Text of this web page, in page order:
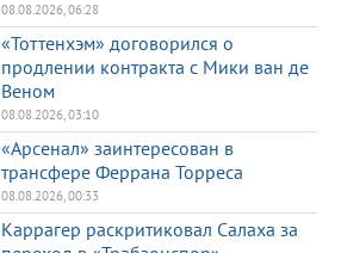
08.08.2026, 06:28
«Тоттенхэм» договорился о
продлении контракта с Мики ван де
Веном
08.08.2026, 03:10
«Арсенал» заинтересован в
трансфере Феррана Торреса
08.08.2026, 00:33
Каррагер раскритиковал Салаха за